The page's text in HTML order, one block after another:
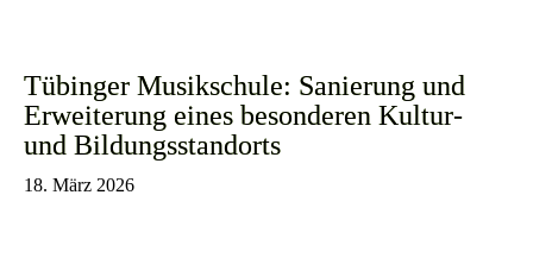
Tübinger Musikschule: Sanierung und
Erweiterung eines besonderen Kultur-
und Bildungsstandorts
18. März 2026